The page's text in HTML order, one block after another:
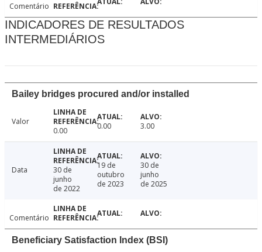
Comentário
INDICADORES DE RESULTADOS
INTERMEDIÁRIOS
Bailey bridges procured and/or installed
Valor
0.00
0.00 3.00
Data
30 de
junho
de 2022
19 de
outubro
de 2023
30 de
junho
de 2025
Comentário
Beneficiary Satisfaction Index (BSI)